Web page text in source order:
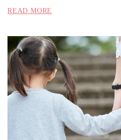
READ MORE